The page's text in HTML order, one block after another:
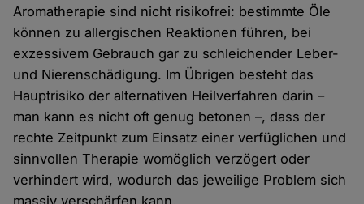
Aromatherapie sind nicht risikofrei: bestimmte Öle
können zu allergischen Reaktionen führen, bei
exzessivem Gebrauch gar zu schleichender Leber-
und Nierenschädigung. Im Übrigen besteht das
Hauptrisiko der alternativen Heilverfahren darin –
man kann es nicht oft genug betonen –, dass der
rechte Zeitpunkt zum Einsatz einer verfüglichen und
sinnvollen Therapie womöglich verzögert oder
verhindert wird, wodurch das jeweilige Problem sich